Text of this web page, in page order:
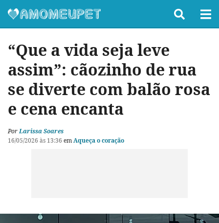
“Que a vida seja leve
assim”: cãozinho de rua
se diverte com balão rosa
e cena encanta
PorLarissa Soares
16/05/2026 às 13:36 emAqueça o coração